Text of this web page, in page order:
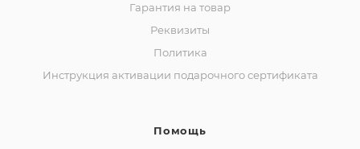
Гарантия на товар
Реквизиты
Политика
Инструкция активации подарочного сертификата
Помощь